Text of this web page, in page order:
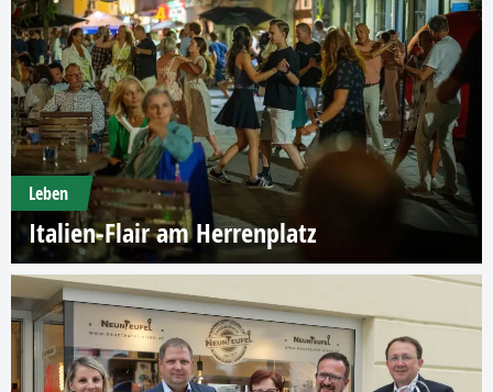
Leben
Italien-Flair am Herrenplatz